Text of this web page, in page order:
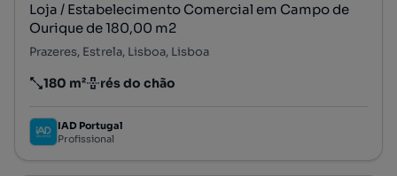
Loja / Estabelecimento Comercial em Campo de
Ourique de 180,00 m2
Prazeres, Estrela, Lisboa, Lisboa
Preço por metro quadrado
180 m²
Andar rés do chão
IAD Portugal
Profissional